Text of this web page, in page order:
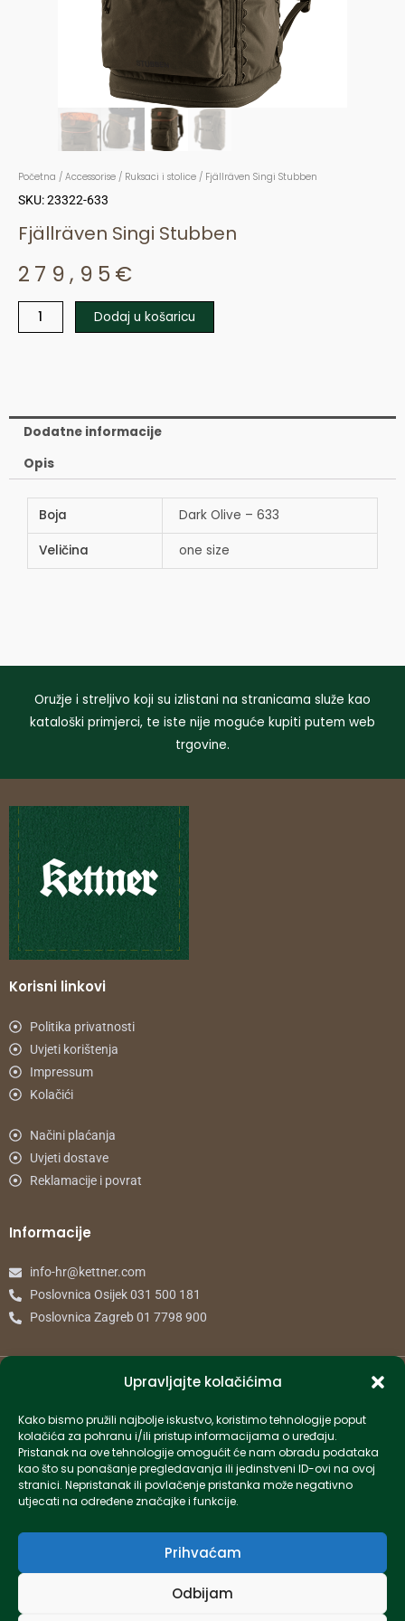
Upravljajte kolačićima
Kako bismo pružili najbolje iskustvo, koristimo tehnologije poput
kolačića za pohranu i/ili pristup informacijama o uređaju.
Pristanak na ove tehnologije omogućit će nam obradu podataka
kao što su ponašanje pregledavanja ili jedinstveni ID-ovi na ovoj
stranici. Nepristanak ili povlačenje pristanka može negativno
utjecati na određene značajke i funkcije.
Prihvaćam
Odbijam
Početna / Accessorise / Ruksaci i stolice / Fjällräven Singi Stubben
SKU: 23322-633
Fjällräven Singi Stubben
279,95 €
Fjällräven
Dodaj u košaricu
Dodatne informacije
Opis
Boja Dark Olive – 633
Veličina one size
Oružje i streljivo koji su izlistani na stranicama služe kao
kataloški primjerci, te iste nije moguće kupiti putem web
trgovine.
Korisni linkovi
Politika privatnosti
Uvjeti korištenja
Impressum
Kolačići
Načini plaćanja
Uvjeti dostave
Reklamacije i povrat
Informacije
info-hr@kettner.com
Poslovnica Osijek 031 500 181
Poslovnica Zagreb 01 7798 900
Created by Pumapunku